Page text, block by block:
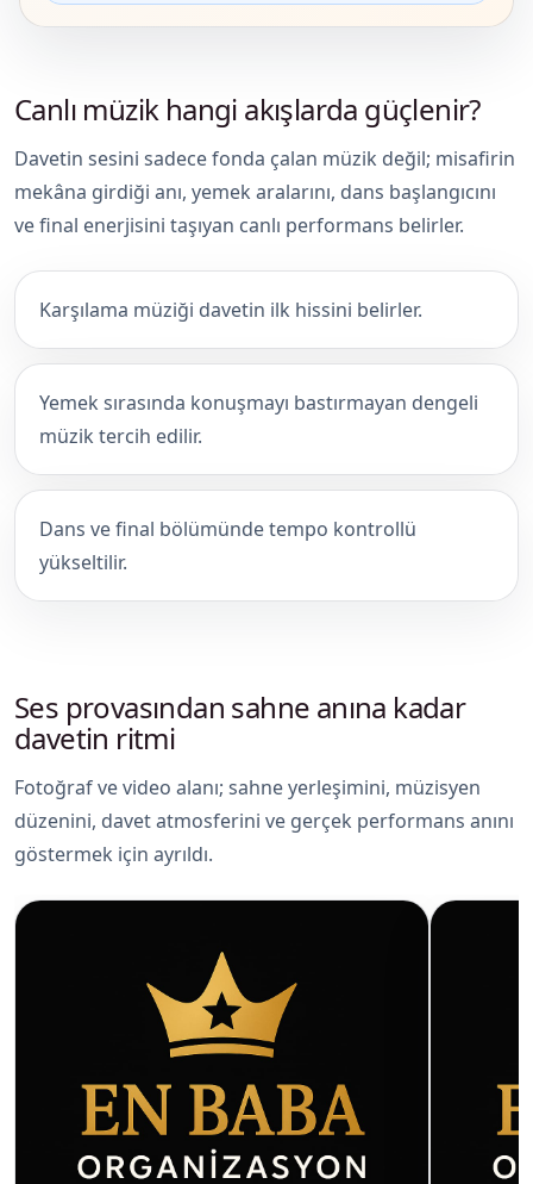
Canlı müzik hangi akışlarda güçlenir?
Davetin sesini sadece fonda çalan müzik değil; misafirin
mekâna girdiği anı, yemek aralarını, dans başlangıcını
ve final enerjisini taşıyan canlı performans belirler.
Karşılama müziği davetin ilk hissini belirler.
Yemek sırasında konuşmayı bastırmayan dengeli
müzik tercih edilir.
Dans ve final bölümünde tempo kontrollü
yükseltilir.
Ses provasından sahne anına kadar
davetin ritmi
Fotoğraf ve video alanı; sahne yerleşimini, müzisyen
düzenini, davet atmosferini ve gerçek performans anını
göstermek için ayrıldı.